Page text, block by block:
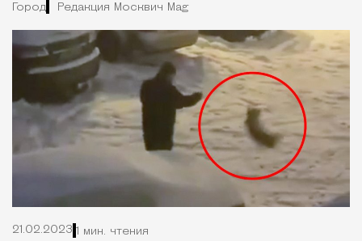
Город Редакция Москвич Mag
21.02.2023 1 мин. чтения